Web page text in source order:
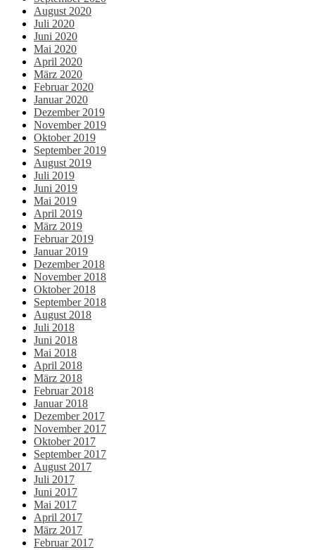
August 2020
Juli 2020
Juni 2020
Mai 2020
April 2020
März 2020
Februar 2020
Januar 2020
Dezember 2019
November 2019
Oktober 2019
September 2019
August 2019
Juli 2019
Juni 2019
Mai 2019
April 2019
März 2019
Februar 2019
Januar 2019
Dezember 2018
November 2018
Oktober 2018
September 2018
August 2018
Juli 2018
Juni 2018
Mai 2018
April 2018
März 2018
Februar 2018
Januar 2018
Dezember 2017
November 2017
Oktober 2017
September 2017
August 2017
Juli 2017
Juni 2017
Mai 2017
April 2017
März 2017
Februar 2017